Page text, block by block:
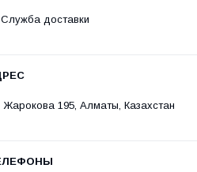
Служба доставки
Жарокова 195, Алматы, Казахстан